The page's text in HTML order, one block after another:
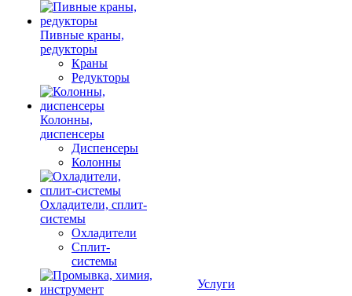
Пивные краны,
редукторы
Краны
Редукторы
Колонны,
диспенсеры
Диспенсеры
Колонны
Охладители, сплит-
системы
Охладители
Сплит-
системы
Услуги